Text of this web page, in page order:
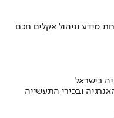
מידע וניהול אקלים חכם
בישראל
ובכירי התעשייה